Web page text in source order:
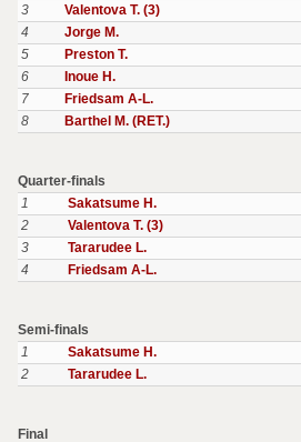
3
Valentova T. (3)
4
Jorge M.
5
Preston T.
6
Inoue H.
7
Friedsam A-L.
8
Barthel M. (RET.)
Quarter-finals
1
Sakatsume H.
2
Valentova T. (3)
3
Tararudee L.
4
Friedsam A-L.
Semi-finals
1
Sakatsume H.
2
Tararudee L.
Final